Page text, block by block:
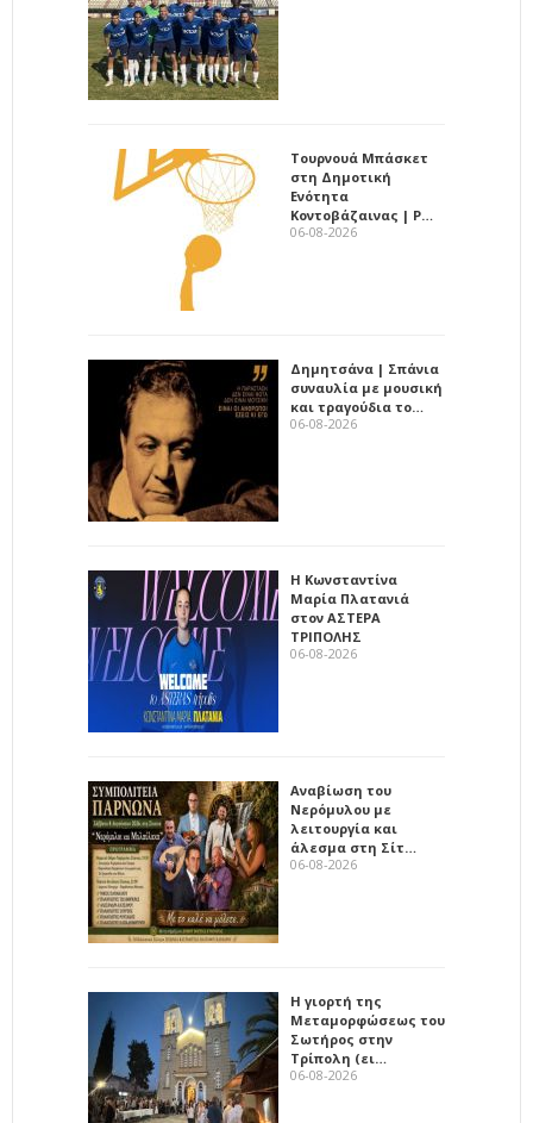
Τουρνουά Μπάσκετ
στη Δημοτική
Ενότητα
Κοντοβάζαινας | Ρ…
06-08-2026
Δημητσάνα | Σπάνια
συναυλία με μουσική
και τραγούδια το…
06-08-2026
Η Κωνσταντίνα
Μαρία Πλατανιά
στον ΑΣΤΕΡΑ
ΤΡΙΠΟΛΗΣ
06-08-2026
Αναβίωση του
Νερόμυλου με
λειτουργία και
άλεσμα στη Σίτ…
06-08-2026
Η γιορτή της
Μεταμορφώσεως του
Σωτήρος στην
Τρίπολη (ει…
06-08-2026